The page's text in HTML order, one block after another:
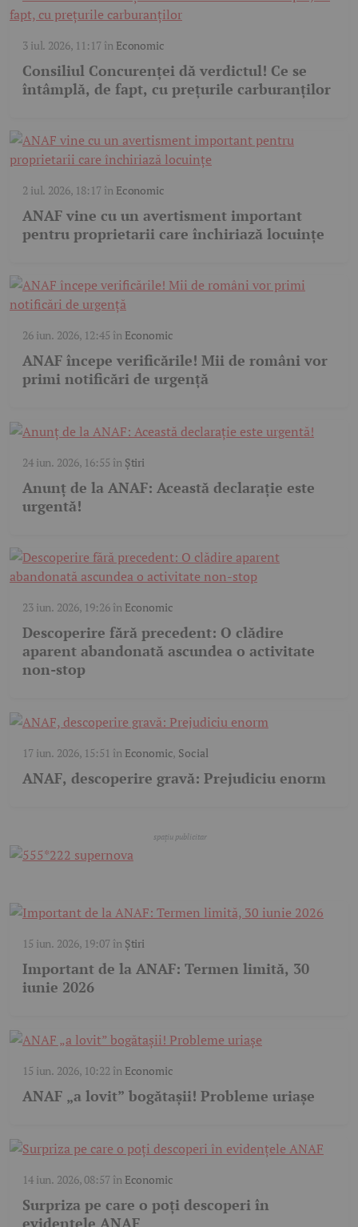
3 iul. 2026, 11:17în Economic
Consiliul Concurenței dă verdictul! Ce se
întâmplă, de fapt, cu prețurile carburanților
2 iul. 2026, 18:17în Economic
ANAF vine cu un avertisment important
pentru proprietarii care închiriază locuințe
26 iun. 2026, 12:45 în Economic
ANAF începe verificările! Mii de români vor
primi notificări de urgență
24 iun. 2026, 16:55 în Știri
Anunț de la ANAF: Această declarație este
urgentă!
23 iun. 2026, 19:26în Economic
Descoperire fără precedent: O clădire
aparent abandonată ascundea o activitate
non-stop
17 iun. 2026, 15:51 în Economic, Social
ANAF, descoperire gravă: Prejudiciu enorm
15 iun. 2026, 19:07în Știri
Important de la ANAF: Termen limită, 30
iunie 2026
15 iun. 2026, 10:22 în Economic
ANAF „a lovit” bogătașii! Probleme uriașe
14 iun. 2026, 08:57în Economic
Surpriza pe care o poți descoperi în
evidențele ANAF